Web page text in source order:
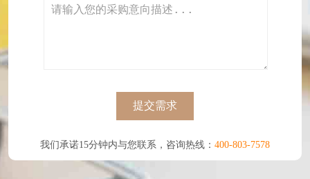
提交需求
我们承诺15分钟内与您联系，咨询热线： 400-803-7578